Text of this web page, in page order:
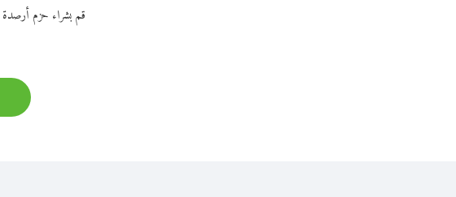
قم بشراء حزم أرصدة